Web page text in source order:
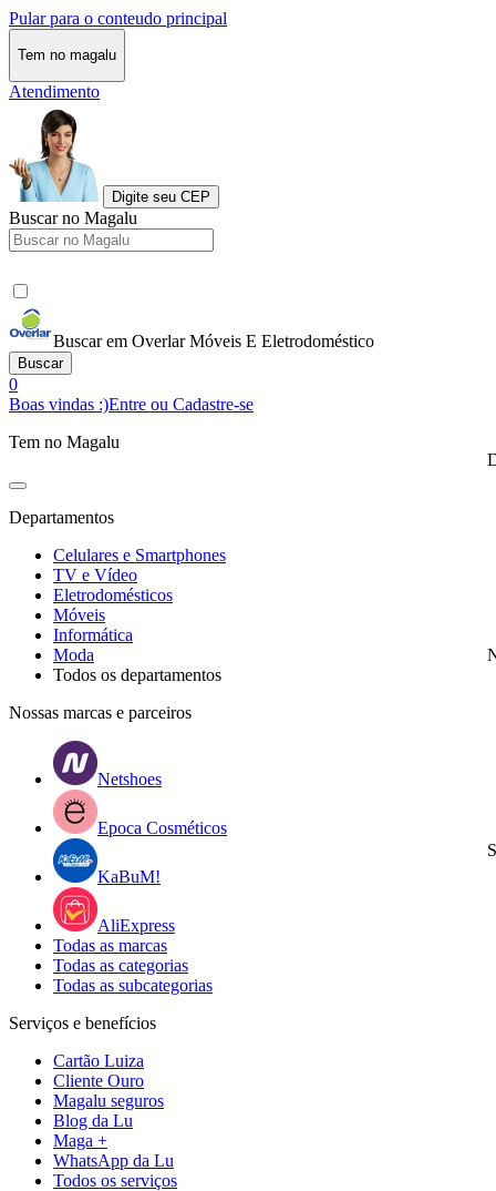
Pular para o conteudo principal
Tem no magalu
Atendimento
Digite seu CEP
Buscar no Magalu
Buscar em Overlar Móveis E Eletrodoméstico
Buscar
0
Boas vindas :)Entre ou Cadastre-se
Tem no Magalu
Departamentos
Celulares e Smartphones
TV e Vídeo
Eletrodomésticos
Móveis
Informática
Moda
Todos os departamentos
Nossas marcas e parceiros
Netshoes
Epoca Cosméticos
KaBuM!
AliExpress
Todas as marcas
Todas as categorias
Todas as subcategorias
Serviços e benefícios
Cartão Luiza
Cliente Ouro
Magalu seguros
Blog da Lu
Maga +
WhatsApp da Lu
Todos os serviços